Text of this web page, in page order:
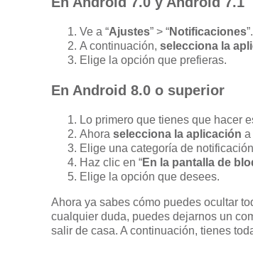
Ve a “Ajustes” > “Notificaciones”.
A continuación, selecciona la
Elige la opción que prefieras.
En Android 8.0 o superior
Lo primero que tienes que hacer
Ahora selecciona la aplicación a
Elige una categoría de
Haz clic en “En la pantalla de
Elige la opción que desees.
Ahora ya sabes cómo puedes ocultar
cualquier duda, puedes dejarnos un
salir de casa. A continuación, tienes